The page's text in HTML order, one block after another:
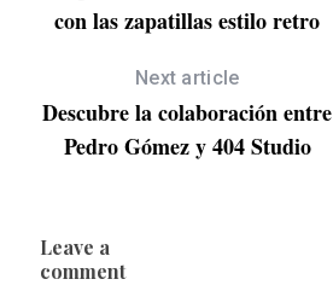
con las zapatillas estilo retro
Next article
Descubre la colaboración entre
Pedro Gómez y 404 Studio
Leave a
comment